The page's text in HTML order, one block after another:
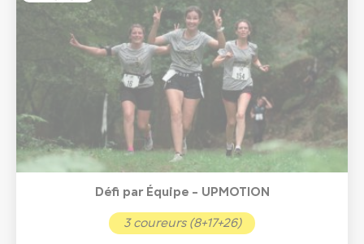
Défi par Équipe - UPMOTION
3 coureurs (8+17+26)